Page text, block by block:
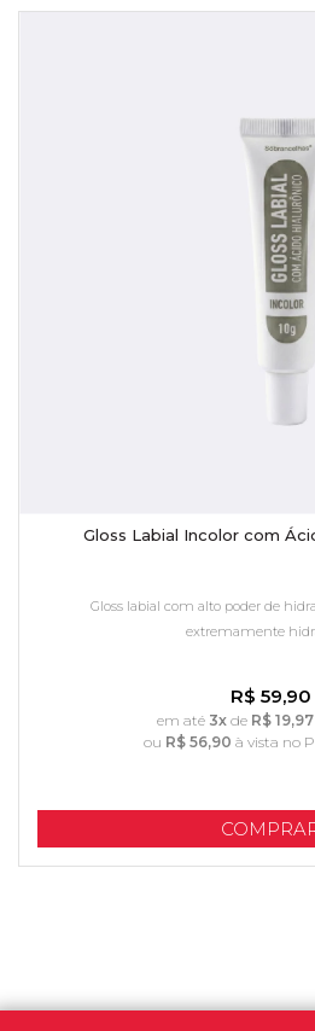
Gloss Labial Incolor com
Gloss labial com alto poder de
extremamente
R$ 59,90
em até 3x de R$ 19,97
ou R$ 56,90 à vista no